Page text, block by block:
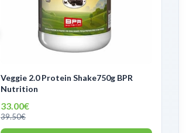
Veggie 2.0 Protein Shake750g BPR
Nutrition
33.00€
39.50€